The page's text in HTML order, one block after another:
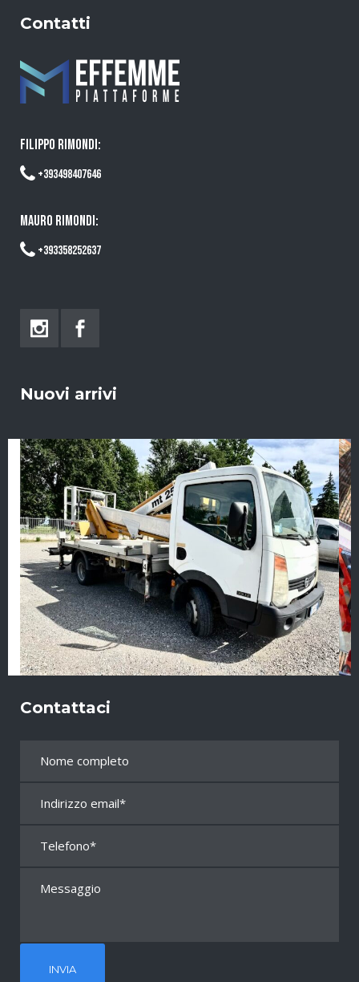
Contatti
FILIPPO RIMONDI:
+393498407646
MAURO RIMONDI:
+393358252637
Nuovi arrivi
Contattaci